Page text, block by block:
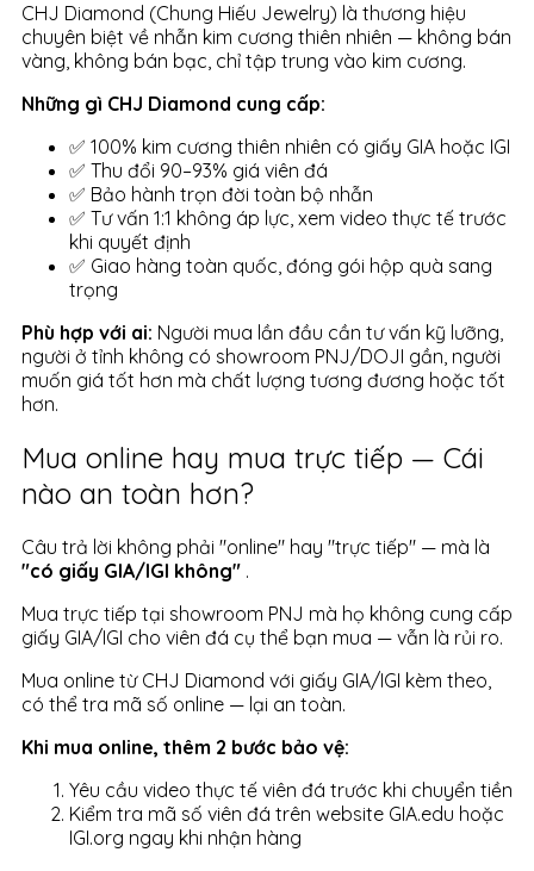
CHJ Diamond (Chung Hiếu Jewelry) là thương hiệu
chuyên biệt về nhẫn kim cương thiên nhiên — không bán
vàng, không bán bạc, chỉ tập trung vào kim cương.
Những gì CHJ Diamond cung cấp:
✅ 100% kim cương thiên nhiên có giấy GIA hoặc IGI
✅ Thu đổi 90–93% giá viên đá
✅ Bảo hành trọn đời toàn bộ nhẫn
✅ Tư vấn 1:1 không áp lực, xem video thực tế trước
khi quyết định
✅ Giao hàng toàn quốc, đóng gói hộp quà sang
trọng
Phù hợp với ai: Người mua lần đầu cần tư vấn kỹ lưỡng,
người ở tỉnh không có showroom PNJ/DOJI gần, người
muốn giá tốt hơn mà chất lượng tương đương hoặc tốt
hơn.
Mua online hay mua trực tiếp — Cái
nào an toàn hơn?
Câu trả lời không phải "online" hay "trực tiếp" — mà là
"có giấy GIA/IGI không" .
Mua trực tiếp tại showroom PNJ mà họ không cung cấp
giấy GIA/IGI cho viên đá cụ thể bạn mua — vẫn là rủi ro.
Mua online từ CHJ Diamond với giấy GIA/IGI kèm theo,
có thể tra mã số online — lại an toàn.
Khi mua online, thêm 2 bước bảo vệ:
Yêu cầu video thực tế viên đá trước khi chuyển tiền
Kiểm tra mã số viên đá trên website GIA.edu hoặc
IGI.org ngay khi nhận hàng